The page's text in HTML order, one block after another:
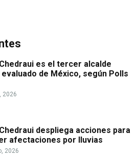
es el tercer alcalde
de México, según Polls
2026
despliega acciones para
afectaciones por lluvias
2026